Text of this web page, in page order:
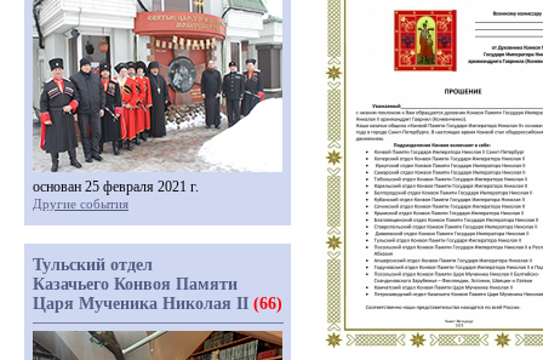
основан 25 февраля 2021 г.
Другие события
Тульский отдел
Казачьего Конвоя Памяти
Царя Мученика Николая II (66)